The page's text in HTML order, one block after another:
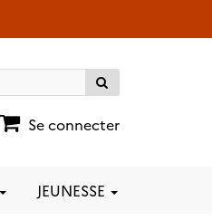
Rechercher
site
Se connecter
JEUNESSE